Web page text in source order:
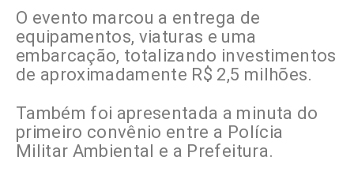
O evento marcou a entrega de
equipamentos, viaturas e uma
embarcação, totalizando investimentos
de aproximadamente R$ 2,5 milhões.
Também foi apresentada a minuta do
primeiro convênio entre a Polícia
Militar Ambiental e a Prefeitura.